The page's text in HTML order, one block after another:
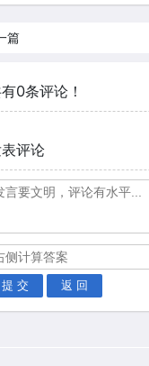
篇
0条评论！
评论
提 交 返 回